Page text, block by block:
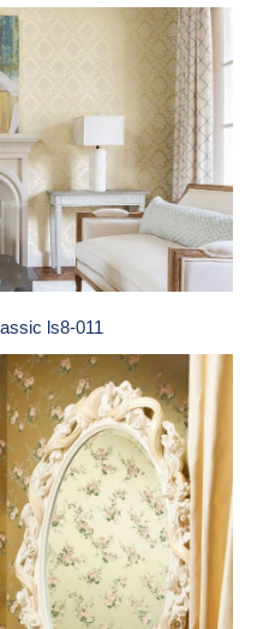
ls8-011